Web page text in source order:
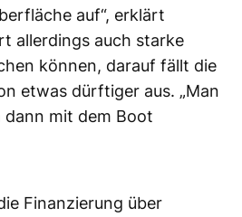
auf“, erklärt
allerdings auch starke
können, darauf fällt die
etwas dürftiger aus. „Man
dann mit dem Boot
Finanzierung über